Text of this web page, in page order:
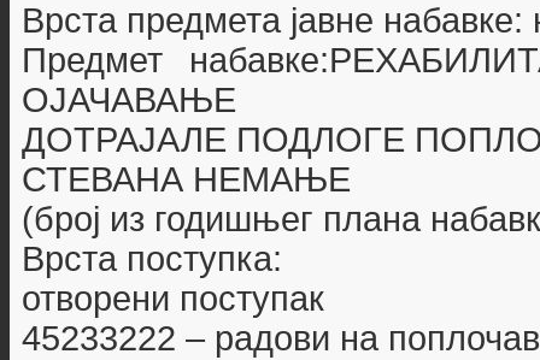
Врста предмета јавне
Предмет
ОЈАЧАВАЊЕ
ДОТРАЈАЛЕ ПОДЛОГЕ
СТЕВАНА НЕМАЊЕ
(број из годишњег плана
Врста поступка:
отворени поступак
45233222 – радови на